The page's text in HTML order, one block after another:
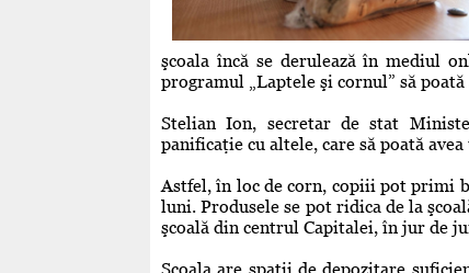
şcoala încă se derulează în mediul
programul „Laptele şi cornul” să poată
Stelian Ion, secretar de stat
panificaţie cu altele, care să poată
Astfel, în loc de corn, copiii pot primi
luni. Produsele se pot ridica de la
şcoală din centrul Capitalei, în jur de
Şcoala are spaţii de depozitare